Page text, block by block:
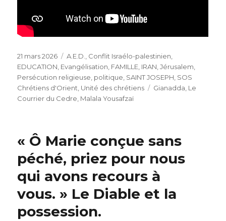
Publié
le
21 mars 2026 Catégories
A.E.D. Conflit Israélo-palestinien
EDUCATION Evangélisation FAMILLE IRAN ,Jérusalem
Persécution religieuse politique SAINT JOSEPH SOS
Chrétiens d'Orient Unité des chrétiens Étiquettes
Gianadda Le
Courrier du Cedre Malala Yousafzaï
« Ô Marie conçue sans
péché, priez pour nous
qui avons recours à
vous. » Le Diable et la
possession.